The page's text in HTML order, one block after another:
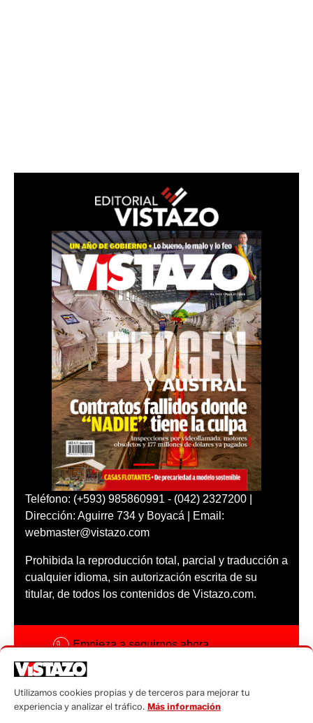
Teléfono: (+593) 985860991 - (042) 2327200 |
Dirección: Aguirre 734 y Boyacá | Email:
webmaster@vistazo.com
Prohibida la reproducción total, parcial y traducción a
cualquier idioma, sin autorización escrita de su
titular, de todos los contenidos de Vistazo.com.
Empieza a seguirnos ahora
Código ética
Utilizamos cookies propias y de terceros para mejorar tu
experiencia y analizar el tráfico. Más información